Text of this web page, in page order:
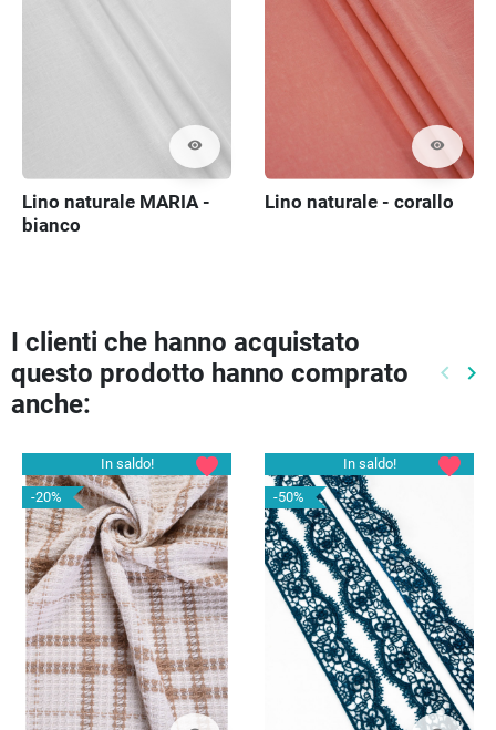
visibility
Lino naturale MARIA -
bianco
visibility
Lino naturale - corallo
I clienti che hanno acquistato
questo prodotto hanno comprato
anche:
keyboard_arrow_left keyboard_arrow_right
In saldo!
-20%
favorite
In saldo!
-50%
favorite